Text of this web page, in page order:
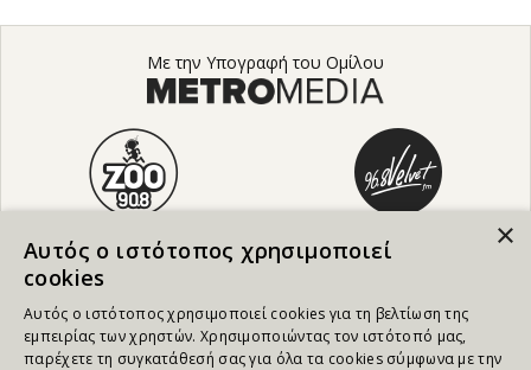
Με την Υπογραφή του Ομίλου
×
Αυτός ο ιστότοπος χρησιμοποιεί
cookies
Αυτός ο ιστότοπος χρησιμοποιεί cookies για τη βελτίωση της
εμπειρίας των χρηστών. Χρησιμοποιώντας τον ιστότοπό μας,
παρέχετε τη συγκατάθεσή σας για όλα τα cookies σύμφωνα με την